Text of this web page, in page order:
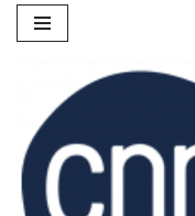
contenu